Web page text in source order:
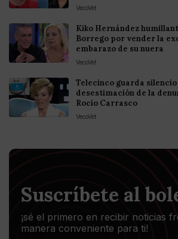
VecoVet
Kiko Hernández
Borrego por vender la
embarazo de su nuera
VecoVet
Telecinco guarda silencio
desestimación de la
Rocío Carrasco
VecoVet
Suscríbete al
¡sé el primero en recibir noticias
manera conveniente para ti!